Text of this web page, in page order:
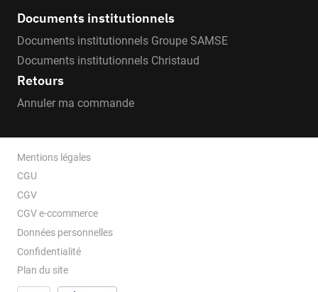
Documents institutionnels
Documents institutionnels Groupe SAMSE
Documents institutionnels Christaud
Retours
Annuler ma commande
Mentions légales
CGU
CGV
CGV e-ccommerce
Données personnelles
Confidentialité
Plan du site